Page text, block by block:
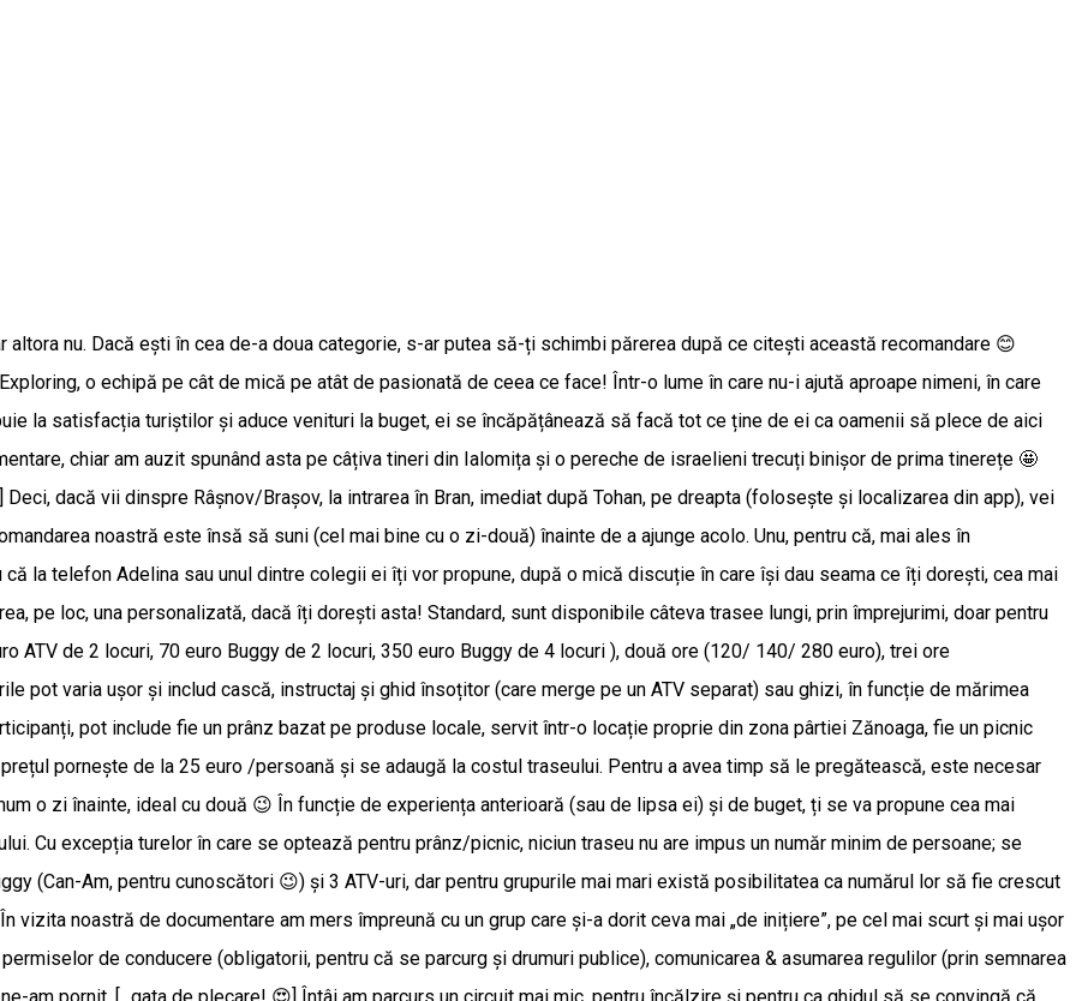
altora nu. Dacă ești în cea de-a doua categorie, s-ar putea să-ți schimbi părerea după ce citești această recomandare 😊
o echipă pe cât de mică pe atât de pasionată de ceea ce face! Într-o lume în care nu-i ajută aproape nimeni, în care
la satisfacția turiștilor și aduce venituri la buget, ei se încăpățânează să facă tot ce ține de ei ca oamenii să plece de aici
chiar am auzit spunând asta pe câțiva tineri din Ialomița și o pereche de israelieni trecuți binișor de prima tinerețe 🤩
Deci, dacă vii dinspre Râșnov/Brașov, la intrarea în Bran, imediat după Tohan, pe dreapta (folosește și localizarea din app), vei
noastră este însă să suni (cel mai bine cu o zi-două) înainte de a ajunge acolo. Unu, pentru că, mai ales în
la telefon Adelina sau unul dintre colegii ei îți vor propune, după o mică discuție în care își dau seama ce îți dorești, cea mai
pe loc, una personalizată, dacă îți dorești asta! Standard, sunt disponibile câteva trasee lungi, prin împrejurimi, doar pentru
ATV de 2 locuri, 70 euro Buggy de 2 locuri, 350 euro Buggy de 4 locuri ), două ore (120/ 140/ 280 euro), trei ore
pot varia ușor și includ cască, instructaj și ghid însoțitor (care merge pe un ATV separat) sau ghizi, în funcție de mărimea
pot include fie un prânz bazat pe produse locale, servit într-o locație proprie din zona pârtiei Zănoaga, fie un picnic
pornește de la 25 euro /persoană și se adaugă la costul traseului. Pentru a avea timp să le pregătească, este necesar
o zi înainte, ideal cu două 😉 În funcție de experiența anterioară (sau de lipsa ei) și de buget, ți se va propune cea mai
Cu excepția turelor în care se optează pentru prânz/picnic, niciun traseu nu are impus un număr minim de persoane; se
(Can-Am, pentru cunoscători 😉) și 3 ATV-uri, dar pentru grupurile mai mari există posibilitatea ca numărul lor să fie crescut
vizita noastră de documentare am mers împreună cu un grup care și-a dorit ceva mai „de inițiere”, pe cel mai scurt și mai ușor
de conducere (obligatorii, pentru că se parcurg și drumuri publice), comunicarea & asumarea regulilor (prin semnarea